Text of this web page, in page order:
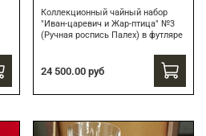
Коллекционный чайный набор
"Иван-царевич и Жар-птица" №3
(Ручная роспись Палех) в футляре
24 500.00 руб